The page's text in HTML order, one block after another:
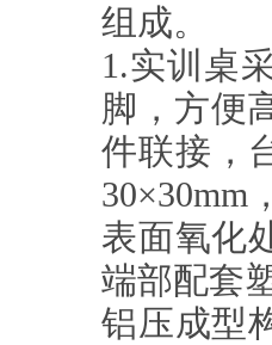
组成。
1.实训桌
脚，方便
件联接，
30×30mm
表面氧化
端部配套
铝压成型